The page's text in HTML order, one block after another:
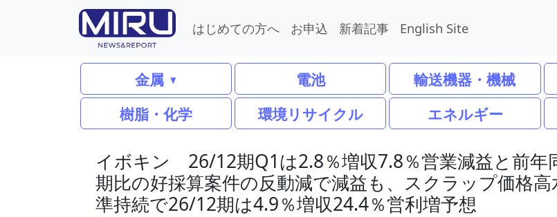
はじめての方へ お申込 新着記事 English Site
金属 電池 輸送機器・機械
樹脂・化学
環境リサイクル エネルギー
イボキン 26/12期Q1は2.8％増収7.8％営業減益と前年
期比の好採算案件の反動減で減益も、スクラップ価格高
準持続で26/12期は4.9％増収24.4％営利増予想